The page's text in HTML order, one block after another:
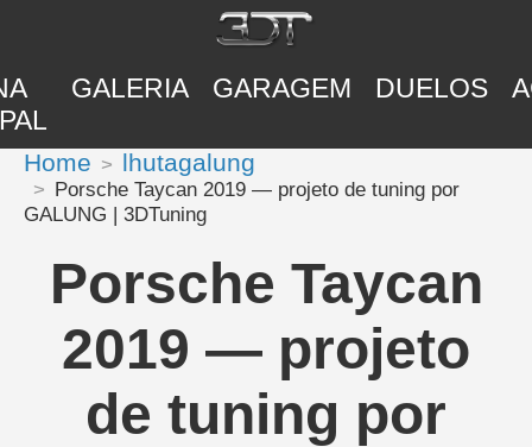
GALERIA GARAGEM DUELOS
Home lhutagalung
Porsche Taycan 2019 — projeto de tuning por
GALUNG | 3DTuning
Porsche Taycan
2019 — projeto
de tuning por